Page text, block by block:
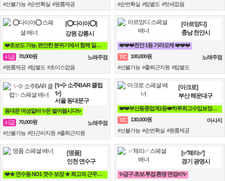
#선불가능 #순번확실 #원룸제공
#순번확실 #팁별도 #텃세없음
[⭕다이아⭕]
강원 강릉시
❤️초보도 가능, 편안한 분위기에서 함께 일할분 찾습니다❤️
시급
70,000원
노래주점
#원룸제공 #팁별도 #초이스없음
[아르망디]
충남 천안시
❤️❤️❤️천안 1등 가라오케 ❤️❤️❤️
T/C
100,000원
노래주점
#선불가능 #출퇴근지원 #팁별도
[✨수 소주BAR 클럽
✨]
서울 동대문구
동대문 여성알바 ✨돈 벌어봅시다✨
시급
70,000원
노래주점
#선불가능 #만근비지원 #출퇴근지원
[아크로]
부산 해운대구
❤️❤️부산동종업계1등❤️하루최고수입보장❤️❤️
T/C
130,000원
마사지
#선불가능 #순번확실 #원룸제공
[명품]
인천 연수구
❤️★ 연수동 NO1 갯수 보장 ★ 최고의 근무환경★❤️
[✅체리✅]
경기 광명시
✨급구.초보.투잡.환영 면접비✨